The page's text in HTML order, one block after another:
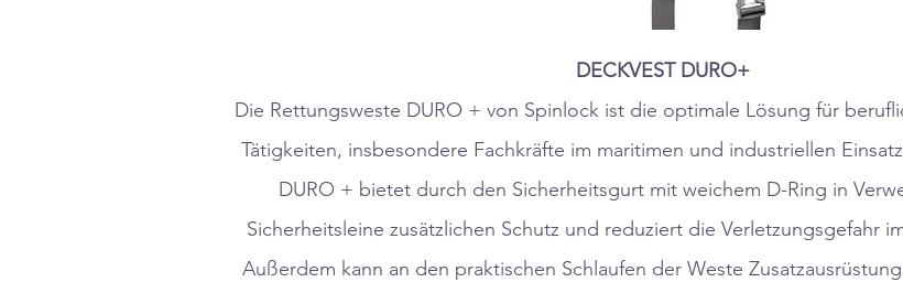
DECKVEST DURO+
Die Rettungsweste DURO + von Spinlock ist die optimale Lösung für
Tätigkeiten, insbesondere Fachkräfte im maritimen und industriellen
DURO + bietet durch den Sicherheitsgurt mit weichem D-Ring in
Sicherheitsleine zusätzlichen Schutz und reduziert die Verletzungsgefahr
Außerdem kann an den praktischen Schlaufen der Weste